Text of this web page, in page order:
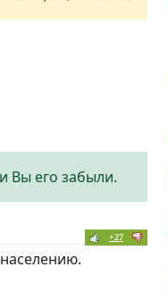
Вы его забыли.
+27